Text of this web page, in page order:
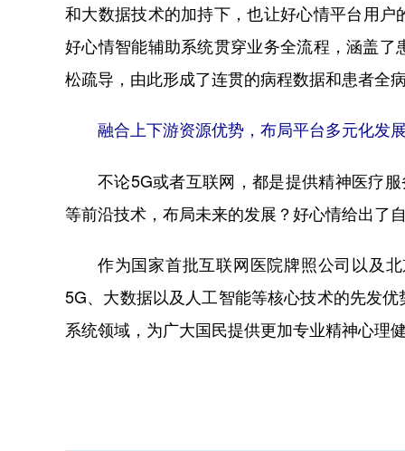
和大数据技术的加持下，也让好心情平台用
好心情智能辅助系统贯穿业务全流程，涵盖
松疏导，由此形成了连贯的病程数据和患者全病
融合上下游资源优势，布局平台多元化发展
不论5G或者互联网，都是提供精神医疗
等前沿技术，布局未来的发展？好心情给出了自
作为国家首批互联网医院牌照公司以及
5G、大数据以及人工智能等核心技术的先发
系统领域，为广大国民提供更加专业精神心理健